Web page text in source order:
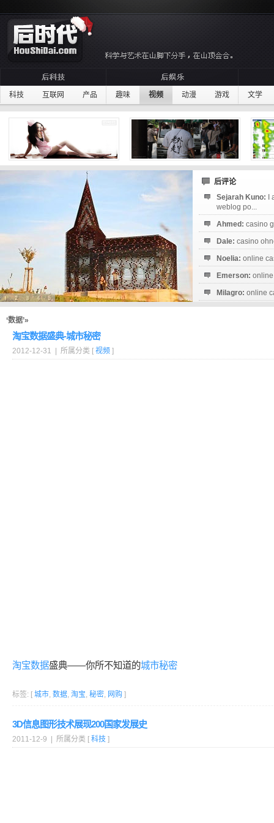
科技 互联网 产品 趣味 视频 动漫 游戏 文学
后评论
Sejarah Kuno:
weblog po...
Ahmed: casino
Dale: casino
Noelia: online
Emerson:
Milagro: online
‘数据’»
淘宝数据盛典-城市秘密
2012-12-31 | 所属分类 [ 视频 ]
淘宝数据盛典——你所不知道的城市秘密
标签: [ 城市, 数据, 淘宝, 秘密, 网购 ]
3D信息图形技术展现200国家发展史
2011-12-9 | 所属分类 [ 科技 ]